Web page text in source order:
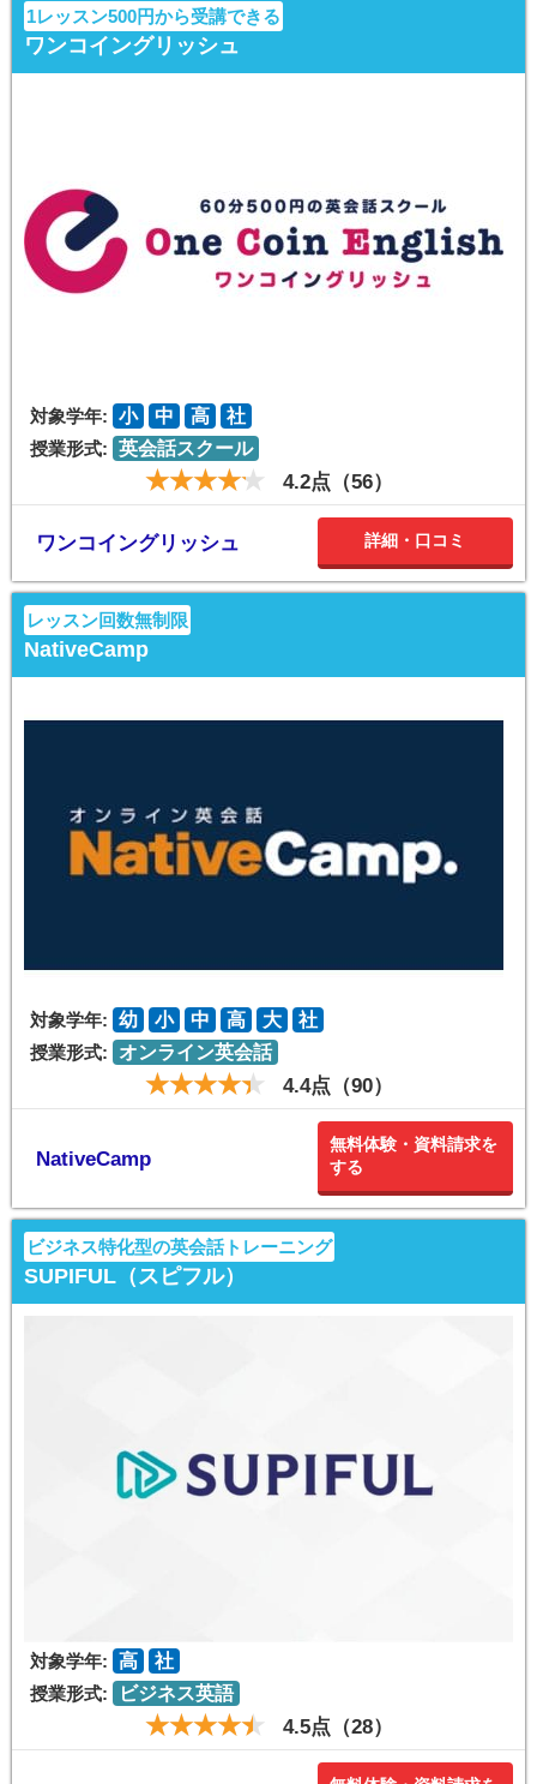
1レッスン500円から受講できる
ワンコイングリッシュ
対象学年: 小 中 高
社
授業形式: 英会話スクール
4.2点（56）
ワンコイングリッシュ 詳細・口コミ
レッスン回数無制限
NativeCamp
対象学年: 幼 小 中 高 大
社
授業形式:
オンライン英会話
4.4点（90）
NativeCamp
無料体験・資料請求を
する
ビジネス特化型の英会話トレーニング
SUPIFUL（スピフル）
対象学年: 高
社
授業形式:
ビジネス英語
4.5点（28）